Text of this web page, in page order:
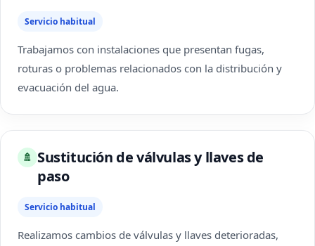
Servicio habitual
Trabajamos con instalaciones que presentan fugas,
roturas o problemas relacionados con la distribución y
evacuación del agua.
🚿 Sustitución de válvulas y llaves de
paso
Servicio habitual
Realizamos cambios de válvulas y llaves deterioradas,